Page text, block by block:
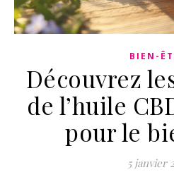
BIEN-
Découvrez
de l’huile
pour le
5 janvier